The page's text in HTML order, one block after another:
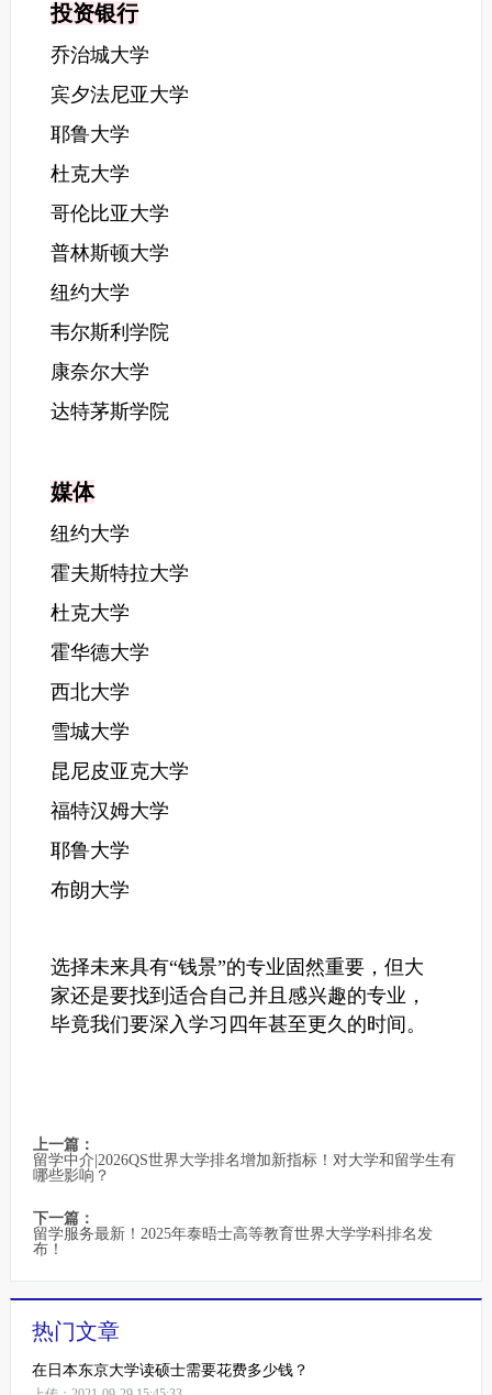
投资银行
乔治城大学
宾夕法尼亚大学
耶鲁大学
杜克大学
哥伦比亚大学
普林斯顿大学
纽约大学
韦尔斯利学院
康奈尔大学
达特茅斯学院
媒体
纽约大学
霍夫斯特拉大学
杜克大学
霍华德大学
西北大学
雪城大学
昆尼皮亚克大学
福特汉姆大学
耶鲁大学
布朗大学
选择未来具有“钱景”的专业固然重要，但大
家还是要找到适合自己并且感兴趣的专业，
毕竟我们要深入学习四年甚至更久的时间。
上一篇：
留学中介|2026QS世界大学排名增加新指标！对大学和留学生有
哪些影响？
下一篇：
留学服务最新！2025年泰晤士高等教育世界大学学科排名发
布！
热门文章
在日本东京大学读硕士需要花费多少钱？